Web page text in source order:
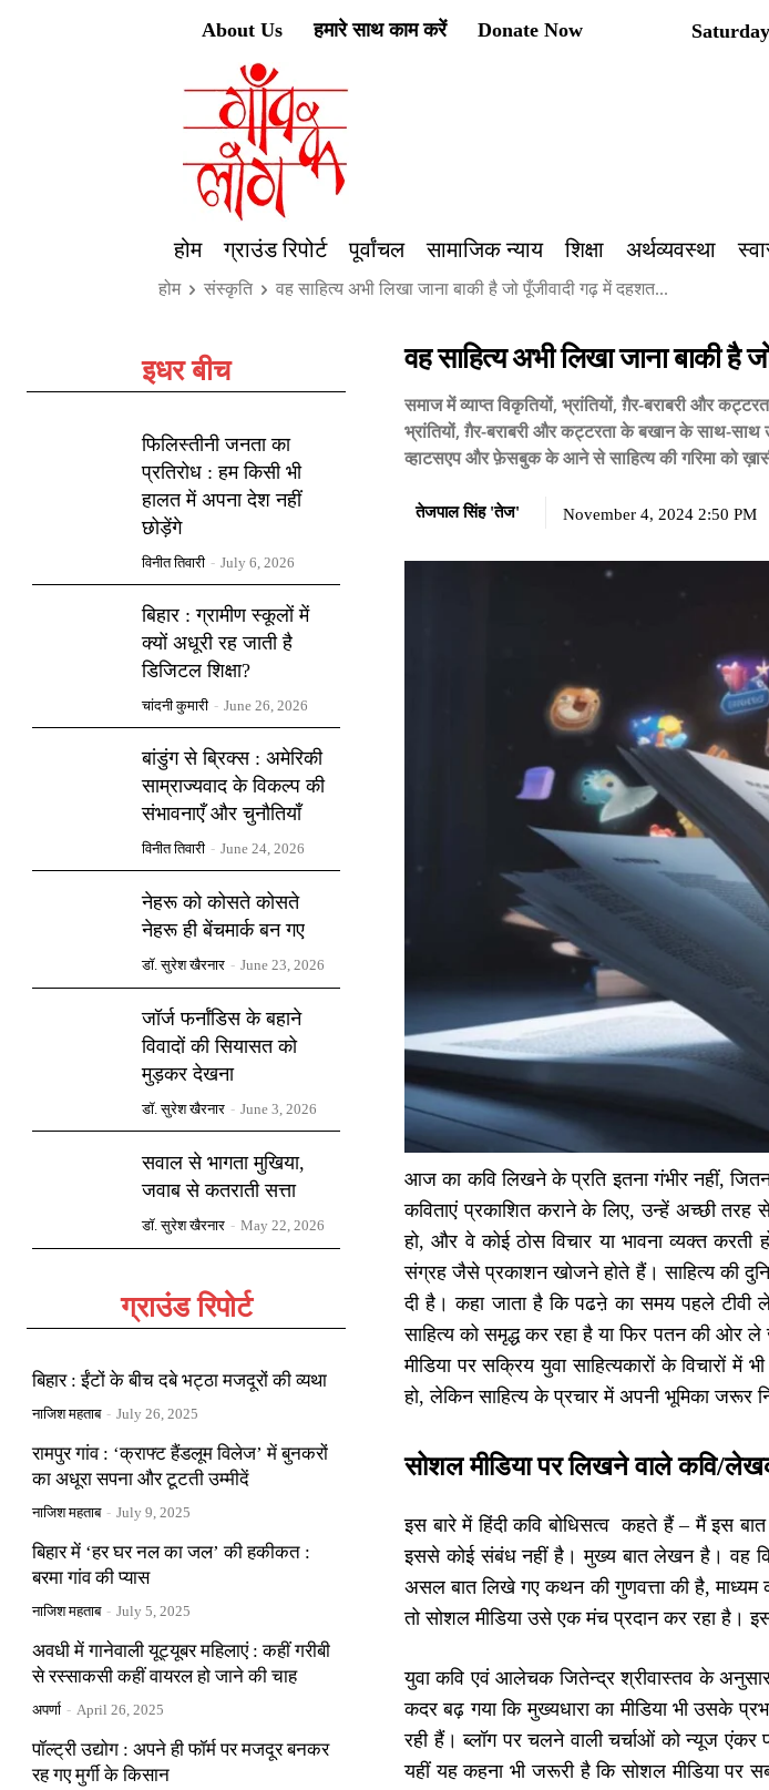
About Us हमारे साथ काम करें Donate Now
होम ग्राउंड रिपोर्ट पूर्वांचल सामाजिक न्याय शिक्षा अर्थव्यवस्था
होम संस्कृति वह साहित्य अभी लिखा जाना बाकी है जो पूँजीवादी गढ़ में दहशत...
इधर बीच
फिलिस्तीनी जनता का
प्रतिरोध : हम किसी भी
हालत में अपना देश नहीं
छोड़ेंगे
विनीत तिवारी - July 6, 2026
बिहार : ग्रामीण स्कूलों में
क्यों अधूरी रह जाती है
डिजिटल शिक्षा?
चांदनी कुमारी - June 26, 2026
बांडुंग से ब्रिक्स : अमेरिकी
साम्राज्यवाद के विकल्प की
संभावनाएँ और चुनौतियाँ
विनीत तिवारी - June 24, 2026
नेहरू को कोसते कोसते
नेहरू ही बेंचमार्क बन गए
डॉ. सुरेश खैरनार - June 23, 2026
जॉर्ज फर्नांडिस के बहाने
विवादों की सियासत को
मुड़कर देखना
डॉ. सुरेश खैरनार - June 3, 2026
सवाल से भागता मुखिया,
जवाब से कतराती सत्ता
डॉ. सुरेश खैरनार - May 22, 2026
ग्राउंड रिपोर्ट
बिहार : ईंटों के बीच दबे भट्ठा मजदूरों की व्यथा
नाजिश महताब - July 26, 2025
रामपुर गांव : ‘क्राफ्ट हैंडलूम विलेज’ में बुनकरों
का अधूरा सपना और टूटती उम्मीदें
नाजिश महताब - July 9, 2025
बिहार में ‘हर घर नल का जल’ की हकीकत :
बरमा गांव की प्यास
नाजिश महताब - July 5, 2025
अवधी में गानेवाली यूट्यूबर महिलाएं : कहीं गरीबी
से रस्साकसी कहीं वायरल हो जाने की चाह
अपर्णा - April 26, 2025
पॉल्ट्री उद्योग : अपने ही फॉर्म पर मजदूर बनकर
रह गए मुर्गी के किसान
वह साहित्य अभी लिखा जाना बाकी है
समाज में व्याप्त विकृतियों, भ्रांतियों, ग़ैर-बराबरी और
भ्रांतियों, ग़ैर-बराबरी और कट्टरता के बखान के साथ-
व्हाटसएप और फ़ेसबुक के आने से साहित्य की गरिमा को
तेजपाल सिंह 'तेज' November 4, 2024 2:50 PM
आज का कवि लिखने के प्रति इतना गंभीर नहीं,
कविताएं प्रकाशित कराने के लिए, उन्हें अच्छी
हो, और वे कोई ठोस विचार या भावना व्यक्त
संग्रह जैसे प्रकाशन खोजने होते हैं। साहित्य की
दी है। कहा जाता है कि पढऩे का समय पहले
साहित्य को समृद्ध कर रहा है या फिर पतन की ओर ले
मीडिया पर सक्रिय युवा साहित्यकारों के विचारों
हो, लेकिन साहित्य के प्रचार में अपनी भूमिका जरूर
सोशल मीडिया पर लिखने वाले कवि/
इस बारे में हिंदी कवि बोधिसत्व कहते हैं – मैं इस
इससे कोई संबंध नहीं है। मुख्य बात लेखन है। वह
असल बात लिखे गए कथन की गुणवत्ता की है, माध्यम
तो सोशल मीडिया उसे एक मंच प्रदान कर रहा है।
युवा कवि एवं आलेचक जितेन्द्र श्रीवास्तव के
कदर बढ़ गया कि मुख्यधारा का मीडिया भी उसके
रही हैं। ब्लॉग पर चलने वाली चर्चाओं को न्यूज एंकर
यहीं यह कहना भी जरूरी है कि सोशल मीडिया पर